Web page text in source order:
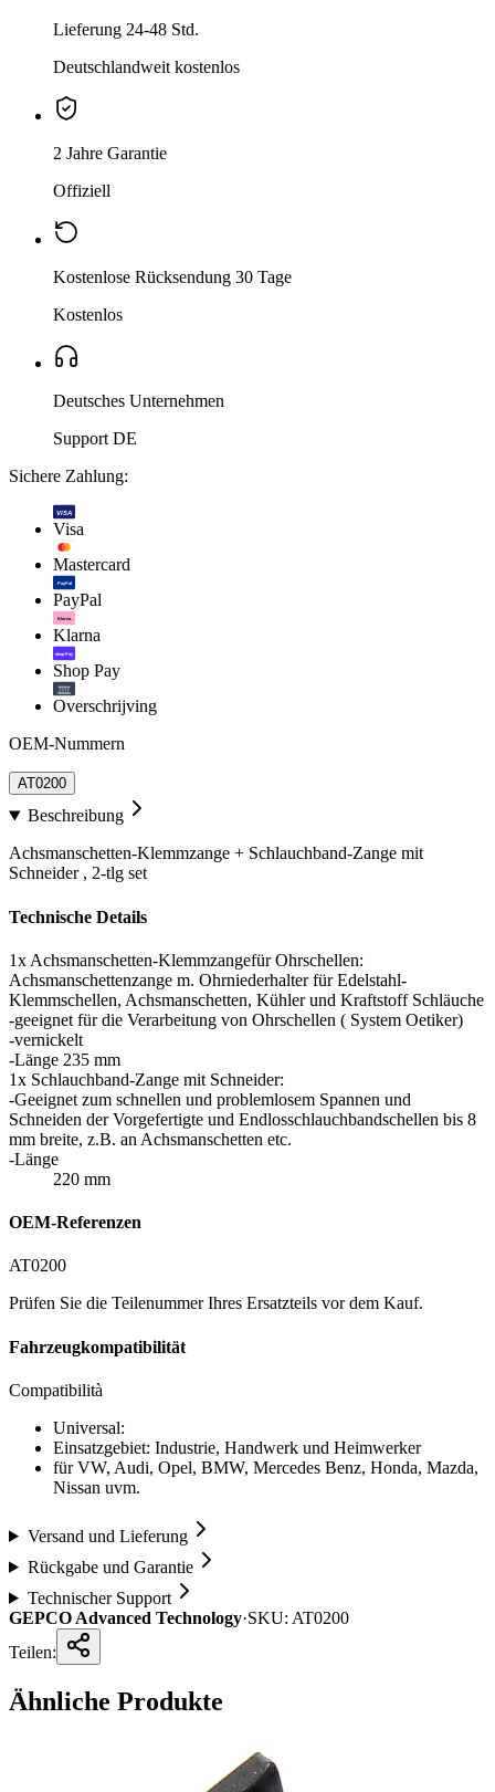
Lieferung 24-48 Std.
Deutschlandweit kostenlos
2 Jahre Garantie
Offiziell
Kostenlose Rücksendung 30 Tage
Kostenlos
Deutsches Unternehmen
Support DE
Sichere Zahlung:
VISA
Visa
Mastercard
PayPal
PayPal
Klarna.
Klarna
shop Pay
Shop Pay
Overschrijving
OEM-Nummern
AT0200
Beschreibung
Achsmanschetten-Klemmzange + Schlauchband-Zange mit
Schneider , 2-tlg set
Technische Details
1x Achsmanschetten-Klemmzangefür Ohrschellen:
Achsmanschettenzange m. Ohrniederhalter für Edelstahl-
Klemmschellen, Achsmanschetten, Kühler und Kraftstoff Schläuche
-geeignet für die Verarbeitung von Ohrschellen ( System Oetiker)
-vernickelt
-Länge 235 mm
1x Schlauchband-Zange mit Schneider:
-Geeignet zum schnellen und problemlosem Spannen und
Schneiden der Vorgefertigte und Endlosschlauchbandschellen bis 8
mm breite, z.B. an Achsmanschetten etc.
-Länge
220 mm
OEM-Referenzen
AT0200
Prüfen Sie die Teilenummer Ihres Ersatzteils vor dem Kauf.
Fahrzeugkompatibilität
Compatibilità
Universal:
Einsatzgebiet: Industrie, Handwerk und Heimwerker
für VW, Audi, Opel, BMW, Mercedes Benz, Honda, Mazda,
Nissan uvm.
Versand und Lieferung
Rückgabe und Garantie
Technischer Support
GEPCO Advanced Technology·SKU: AT0200
Teilen:
Ähnliche Produkte